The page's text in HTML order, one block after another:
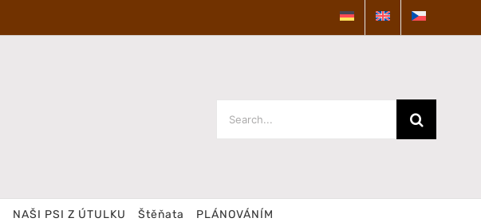
Search
NAŠI PSI Z ÚTULKU Štěňata PLÁNOVÁNÍM